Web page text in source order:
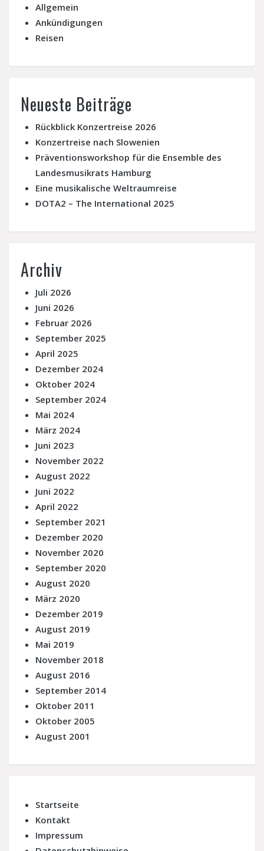
Allgemein
Ankündigungen
Reisen
Neueste Beiträge
Rückblick Konzertreise 2026
Konzertreise nach Slowenien
Präventionsworkshop für die Ensemble des
Landesmusikrats Hamburg
Eine musikalische Weltraumreise
DOTA2 – The International 2025
Archiv
Juli 2026
Juni 2026
Februar 2026
September 2025
April 2025
Dezember 2024
Oktober 2024
September 2024
Mai 2024
März 2024
Juni 2023
November 2022
August 2022
Juni 2022
April 2022
September 2021
Dezember 2020
November 2020
September 2020
August 2020
März 2020
Dezember 2019
August 2019
Mai 2019
November 2018
August 2016
September 2014
Oktober 2011
Oktober 2005
August 2001
Startseite
Kontakt
Impressum